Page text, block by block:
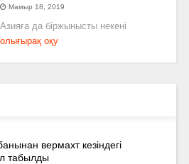
Мамыр 18, 2019
да біржынысты некені
оқу
вермахт кезіндегі
табылды